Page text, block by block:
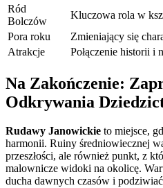
Ród
Bolczów
Kluczowa rola w
Pora roku
Zmieniający się
Atrakcje
Połączenie historii i
Na Zakończenie:
Odkrywania
Rudawy Janowickie to miejsce,
harmonii. Ruiny średniowiecznej
przeszłości, ale również punkt, z
malownicze widoki na okolicę.
ducha dawnych czasów i